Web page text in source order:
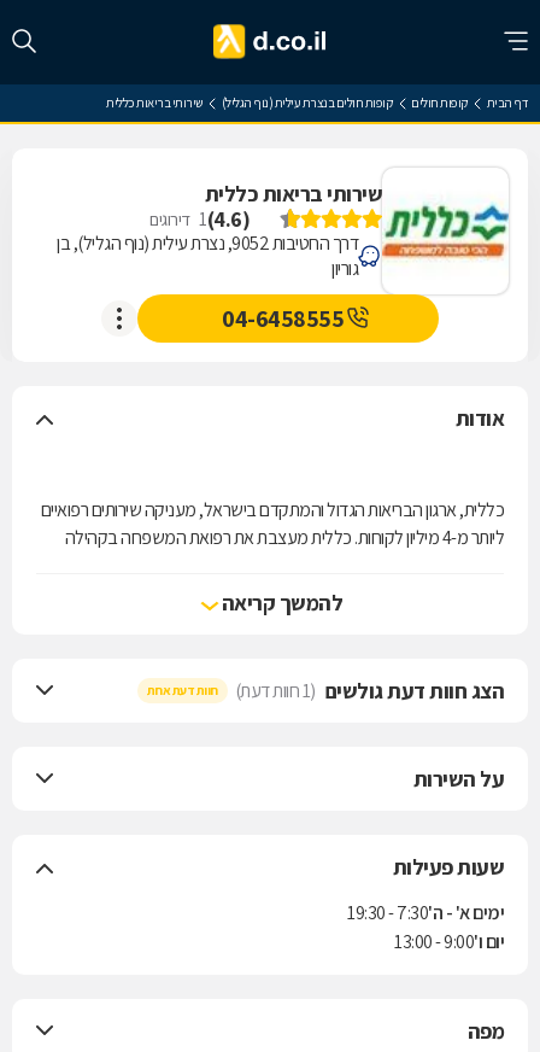
דף הבית קופות חולים קופות חולים בנצרת עילית (נוף הגליל) שירותי בריאות כללית
שירותי בריאות כללית
(
4.6
)
1 דירוגים
דרך החטיבות 9052, נצרת עילית (נוף הגליל), בן
גוריון
04-6458555
אודות
כללית, ארגון הבריאות הגדול והמתקדם בישראל, מעניקה שירותים רפואיים
ליותר מ-4 מיליון לקוחות. כללית מעצבת את רפואת המשפחה בקהילה
להמשך קריאה
הצג חוות דעת גולשים (1 חוות דעת) חוות דעת אחת
על השירות
שעות פעילות
ימים א' - ה'7:30 - 19:30
יום ו'9:00 - 13:00
מפה